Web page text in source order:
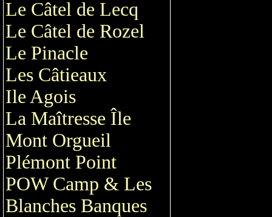
Le Câtel de Lecq
Le Câtel de Rozel
Le Pinacle
Les Câtieaux
Ile Agois
La Maîtresse Île
Mont Orgueil
Plémont Point
POW Camp & Les
Blanches Banques